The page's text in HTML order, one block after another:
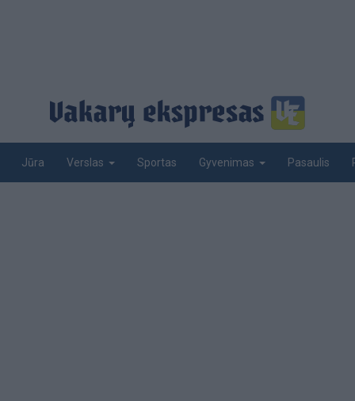
Jūra Verslas Sportas Gyvenimas Pasaulis